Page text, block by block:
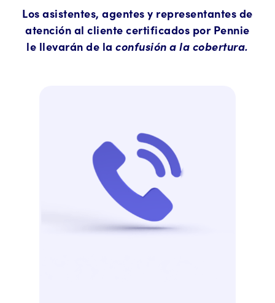
Los asistentes, agentes y representantes de
atención al cliente certificados por Pennie
le llevarán de laconfusión a la cobertura.